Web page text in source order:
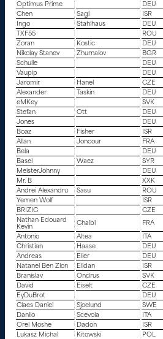
Optimus Prime
DEU
Chen
Sagi ISR
Ingo
Stahlhaus DEU
TXF55
ROU
Zoran
Kostic DEU
Nikolay Stanev
Zhurnalov BGR
Schulle
DEU
Vaupip
DEU
Jaromir
Hanel CZE
Alexander
Taskin DEU
eMKey
SVK
Stefan
Ott DEU
Jones
DEU
Boaz
Fisher ISR
Allan
Joncour FRA
Bela
DEU
Basel
Waez SYR
MeisterJohnny
DEU
Mr. B
XXK
Andrei Alexandru
Sasu ROU
Yemen Wolf
ISR
BRIZIC
CZE
Nathan Edouard
Kevin
Chaibi FRA
Antonio
Altea ITA
Christian
Haase DEU
Andreas
Eller DEU
Natanel Ben Zion
Elidan ISR
Branislav
Ondrus SVK
David
Eiselt CZE
EyDuBrot
DEU
Claes Daniel
Sjoelund SWE
Danilo
Scevola ITA
Orel Moshe
Dadon ISR
Lukasz Michal
Kitowski POL